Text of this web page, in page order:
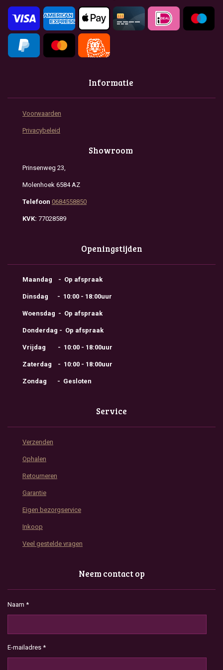
k
a
m
p
Informatie
Voorwaarden
Privacybeleid
Showroom
Prinsenweg 23,
Molenhoek 6584 AZ
Telefoon 0684558850
KVK: 77028589
Openingstijden
Maandag - Op afspraak
Dinsdag - 10:00 - 18:00uur
Woensdag - Op afspraak
Donderdag - Op afspraak
Vrijdag - 10:00 - 18:00uur
Zaterdag - 10:00 - 18:00uur
Zondag - Gesloten
Service
Verzenden
Ophalen
Retourneren
Garantie
Eigen bezorgservice
Inkoop
Veel gestelde vragen
Neem contact op
Naam *
E-mailadres *